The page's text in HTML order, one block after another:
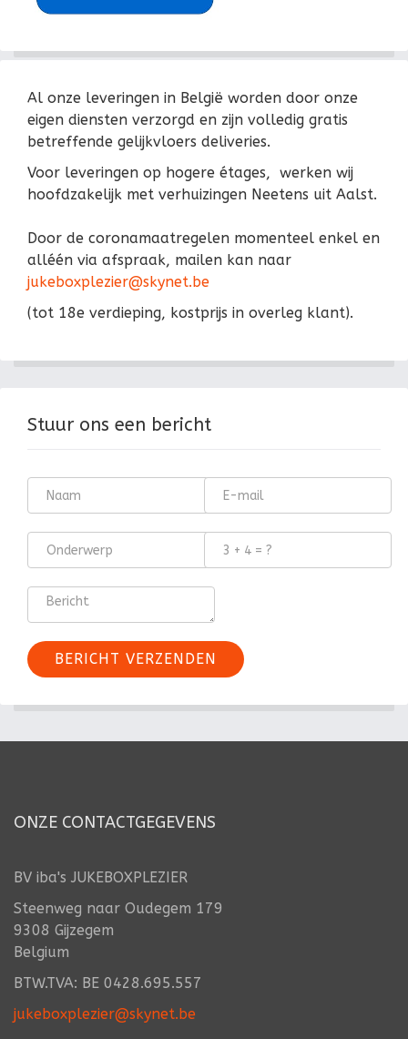
Al onze leveringen in België worden door onze
eigen diensten verzorgd en zijn volledig gratis
betreffende gelijkvloers deliveries.
Voor leveringen op hogere étages, werken wij
hoofdzakelijk met verhuizingen Neetens uit Aalst.
Door de coronamaatregelen momenteel enkel en
alléén via afspraak, mailen kan naar
jukeboxplezier@skynet.be
(tot 18e verdieping, kostprijs in overleg klant).
Stuur ons een bericht
BERICHT VERZENDEN
ONZE CONTACTGEGEVENS
BV iba's JUKEBOXPLEZIER
Steenweg naar Oudegem 179
9308 Gijzegem
Belgium
BTW.TVA: BE 0428.695.557
jukeboxplezier@skynet.be